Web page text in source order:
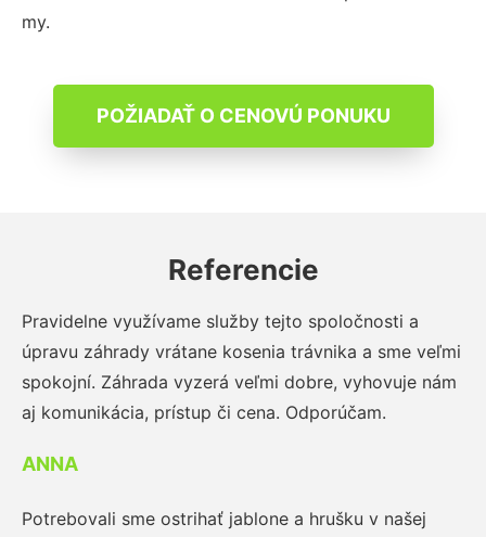
my.
POŽIADAŤ O CENOVÚ PONUKU
Referencie
Pravidelne využívame služby tejto spoločnosti a
úpravu záhrady vrátane kosenia trávnika a sme veľmi
spokojní. Záhrada vyzerá veľmi dobre, vyhovuje nám
aj komunikácia, prístup či cena. Odporúčam.
ANNA
Potrebovali sme ostrihať jablone a hrušku v našej